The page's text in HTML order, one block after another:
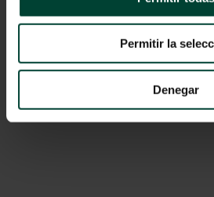
Permitir la
Denegar
Política de
Cookies
Catálogo